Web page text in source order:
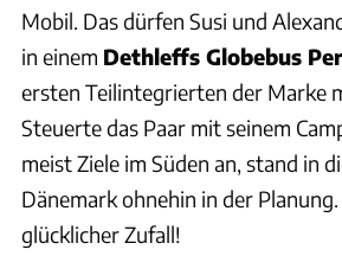
Mobil. Das dürfen Susi und
in einem Dethleffs Globebus
ersten Teilintegrierten der Marke
Steuerte das Paar mit seinem
meist Ziele im Süden an, stand in
Dänemark ohnehin in der
glücklicher Zufall!